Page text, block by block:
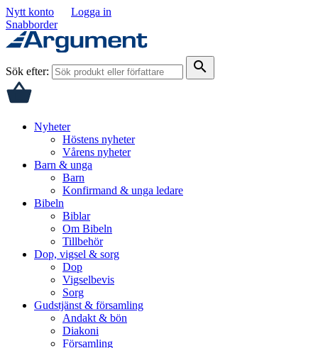
Nytt konto
Logga in
Snabborder
Sök efter: search
Nyheter
Höstens nyheter
Vårens nyheter
Barn & unga
Barn
Konfirmand & unga ledare
Bibeln
Biblar
Om Bibeln
Tillbehör
Dop, vigsel & sorg
Dop
Vigselbevis
Sorg
Gudstjänst & församling
Andakt & bön
Diakoni
Församling